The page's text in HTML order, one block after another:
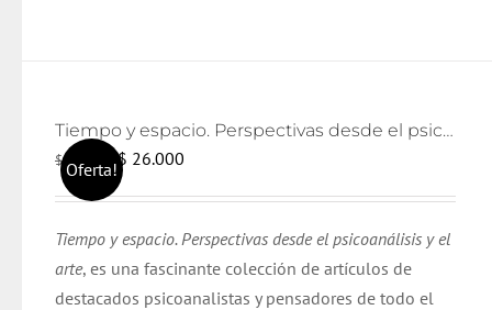
Oferta!
Tiempo y espacio. Perspectivas desde el psicoanálisis y el arte
$28.000
El
precio
era:
$ 28.000.
$ 26.000
es:
$ 26.000.
Tiempo y espacio. Perspectivas desde el psicoanálisis y el
arte, es una fascinante colección de artículos de
destacados psicoanalistas y pensadores de todo el